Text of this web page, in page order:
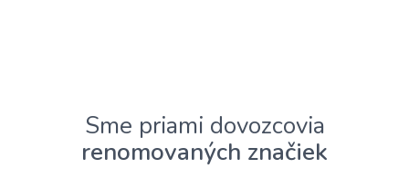
Sme priami dovozcovia
renomovaných značiek